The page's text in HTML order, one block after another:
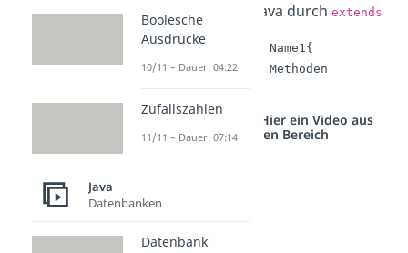
erreichst du das in Java durch extends
class Name2 extends Name1{
    //Attribute und Methoden
Studyflix vernetzt: Hier ein Video aus
einem anderen Bereich
Boolesche
Ausdrücke
10/11 – Dauer: 04:22
Zufallszahlen
11/11 – Dauer: 07:14
Java
Datenbanken
Datenbank